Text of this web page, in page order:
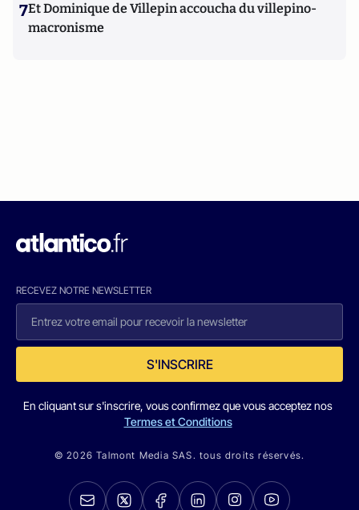
7Et Dominique de Villepin accoucha du villepino-
macronisme
RECEVEZ NOTRE NEWSLETTER
S'INSCRIRE
En cliquant sur s'inscrire, vous confirmez que vous acceptez nos
Termes et Conditions
© 2026 Talmont Media SAS. tous droits réservés.